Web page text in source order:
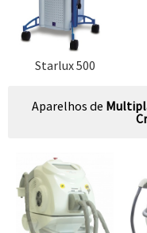
Starlux 500
Aparelhos de